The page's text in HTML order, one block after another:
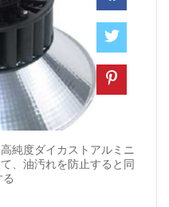
純度ダイカストアルミニ
、油汚れを防止すると同